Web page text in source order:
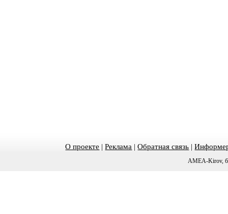
О проекте |Реклама |Обратная связь |
AMEA-Kirov,